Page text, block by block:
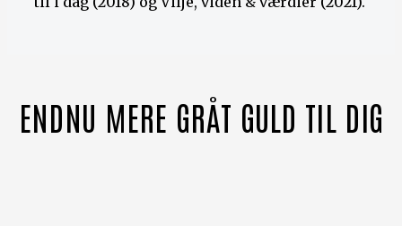
ENDNU MERE GRÅT GULD TIL DIG